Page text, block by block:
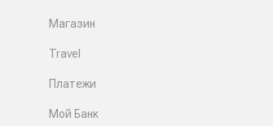
Магазин
Travel
Платежи
Мой Банк